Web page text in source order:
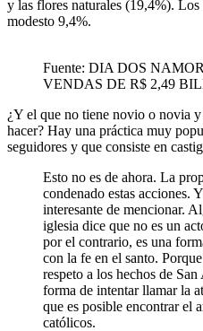
y las flores naturales (19,4%).
modesto 9,4%.
Fuente: DIA DOS
VENDAS DE R$ 2,49
¿Y el que no tiene novio o novia
hacer? Hay una práctica muy
seguidores y que consiste en
Esto no es de ahora. La
condenado estas acciones.
interesante de mencionar.
iglesia dice que no es un
por el contrario, es una
con la fe en el santo.
respeto a los hechos de
forma de intentar llamar la
que es posible encontrar el
católicos.